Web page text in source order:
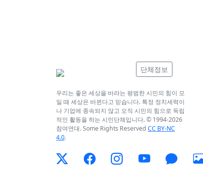
단체정보
우리는 좋은 세상을 바라는 평범한 시민의 힘이 모
일 때 세상은 바뀐다고 믿습니다. 특정 정치세력이
나 기업에 종속되지 않고 오직 시민의 힘으로 독립
적인 활동을 하는 시민단체입니다. © 1994-2026
참여연대. Some Rights Reserved CC BY-NC
4.0.